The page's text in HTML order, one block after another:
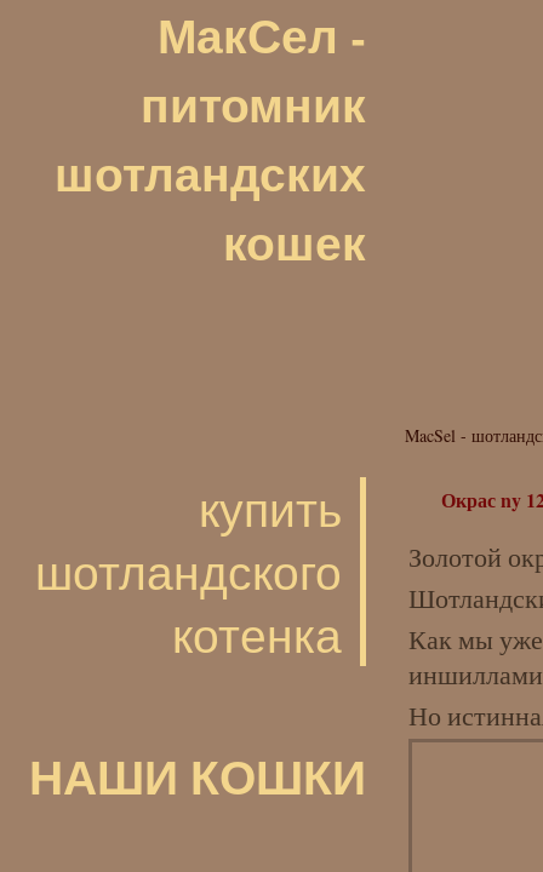
МакСел -
питомник
шотландских
кошек
купить
шотландского
котенка
НАШИ КОШКИ
MacSel -
Окрас ny
Золотой
Как мы
Но